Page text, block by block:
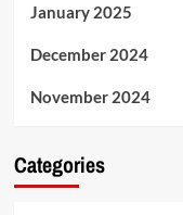
January 2025
December 2024
November 2024
Categories